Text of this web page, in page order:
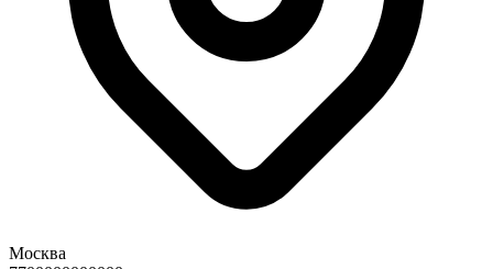
Москва